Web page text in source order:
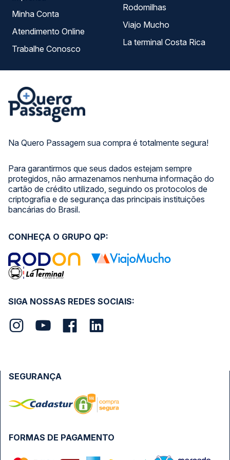
Na Quero Passagem sua compra é totalmente segura!
Para garantirmos que seus dados estejam sempre
protegidos, não armazenamos nenhuma informação do
cartão de crédito utilizado, seguindo os protocolos de
criptografia e de segurança das principais instituições
bancárias do Brasil.
Minha Conta
Atendimento Online
Trabalhe Conosco
Rodomilhas
Viajo Mucho
La terminal Costa Rica
SIGA NOSSAS REDES SOCIAIS:
CONHEÇA O GRUPO QP:
FORMAS DE PAGAMENTO
SEGURANÇA